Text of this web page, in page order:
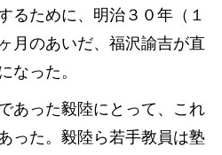
るために、明治３０年（１
月のあいだ、福沢諭吉が直
なった。
あった毅陸にとって、これ
った。毅陸ら若手教員は塾